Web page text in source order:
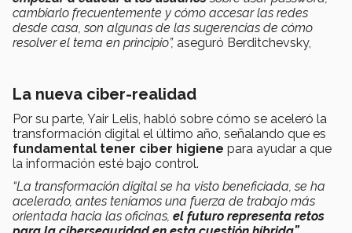
cambiarlo frecuentemente y cómo accesar las redes
desde casa, son algunas de las sugerencias de cómo
resolver el tema en principio”, aseguró Berditchevsky,
La nueva ciber-realidad
Por su parte, Yair Lelis, habló sobre cómo se aceleró la
transformación digital el último año, señalando que es
fundamental tener ciber higiene para ayudar a que
la información esté bajo control.
“La transformación digital se ha visto beneficiada, se ha
acelerado, antes teníamos una fuerza de trabajo más
orientada hacia las oficinas, el futuro representa retos